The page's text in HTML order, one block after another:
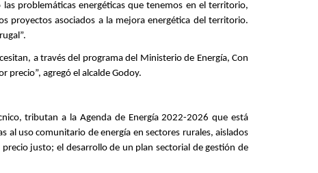
las problemáticas energéticas que tenemos en el territorio,
proyectos asociados a la mejora energética del territorio.
a través del programa del Ministerio de Energía, Con
precio”, agregó el alcalde Godoy.
tributan a la Agenda de Energía 2022-2026 que está
al uso comunitario de energía en sectores rurales, aislados
justo; el desarrollo de un plan sectorial de gestión de